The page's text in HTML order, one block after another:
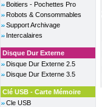
Boitiers - Pochettes Pro
Robots & Consommables
Support Archivage
Intercalaires
Disque Dur Externe
Disque Dur Externe 2.5
Disque Dur Externe 3.5
Clé USB - Carte Mémoire
Cle USB